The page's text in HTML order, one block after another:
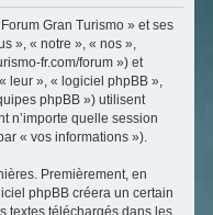
Gran Turismo » et ses
», « notre », « nos »,
fr.com/forum ») et
leur », « logiciel phpBB »,
phpBB ») utilisent
n’importe quelle session
« vos informations »).
Premièrement, en
phpBB créera un certain
textes téléchargés dans les